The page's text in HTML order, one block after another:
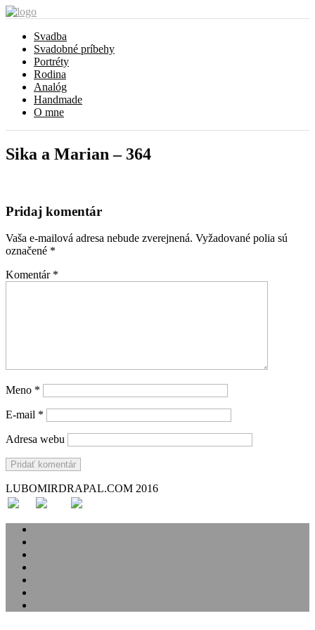
Svadba
Svadobné príbehy
Portréty
Rodina
Analóg
Handmade
O mne
Sika a Marian – 364
Pridaj komentár
Vaša e-mailová adresa nebude zverejnená. Vyžadované polia sú
označené *
Komentár *
Meno *
E-mail *
Adresa webu
LUBOMIRDRAPAL.COM 2016